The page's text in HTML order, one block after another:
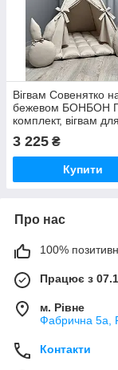
Вігвам Совенятко
бежевом БОНБОН
комплект, вігвам для
дитячий вігвам,
дівчинки, вігвам для
хлопчика
3 225 ₴
Купити
Про нас
100%
Працює з
м. Рівне
Фабрична 5а,
Контакти